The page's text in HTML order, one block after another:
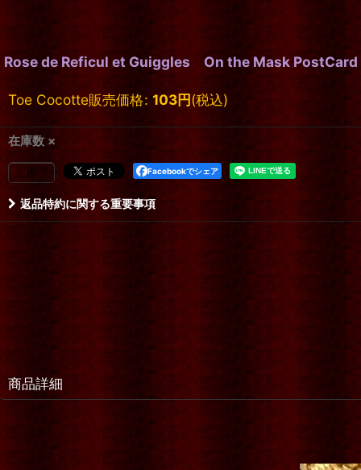
Rose de Reficul et Guiggles On the Mask PostCard
Toe Cocotte販売価格: 103円(税込)
在庫数 ×
Facebookでシェア
返品特約に関する重要事項
商品詳細